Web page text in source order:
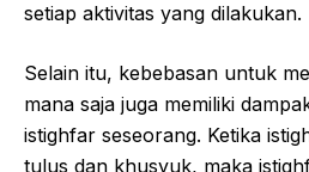
setiap aktivitas yang dilakukan.
Selain itu, kebebasan untuk
mana saja juga memiliki
istighfar seseorang. Ketika
tulus dan khusyuk, maka